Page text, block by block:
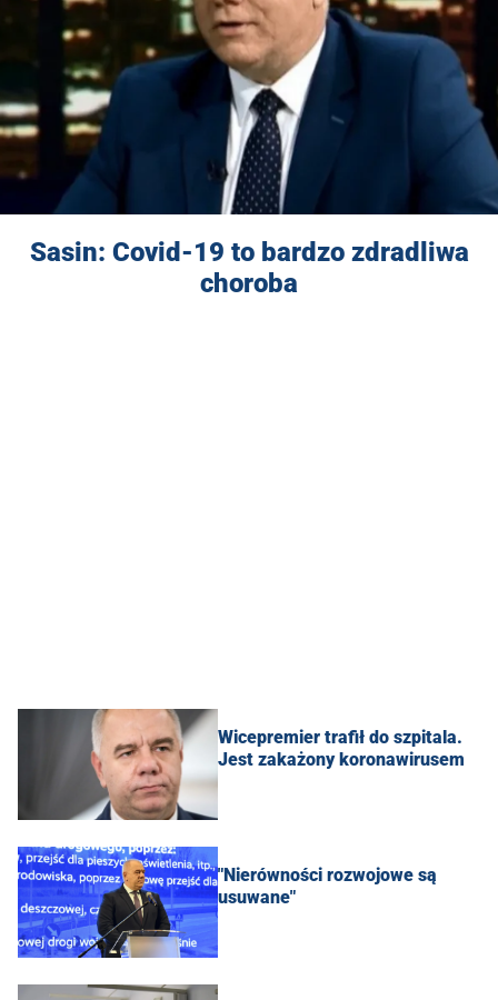
Sasin: Covid-19 to bardzo zdradliwa
choroba
Wicepremier trafił do szpitala.
Jest zakażony koronawirusem
"Nierówności rozwojowe są
usuwane"